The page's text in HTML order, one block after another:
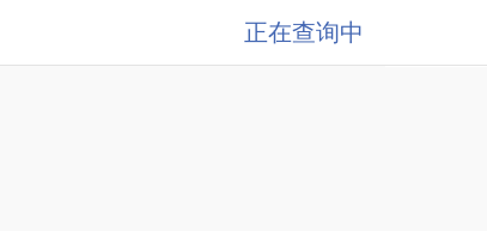
正在查询中